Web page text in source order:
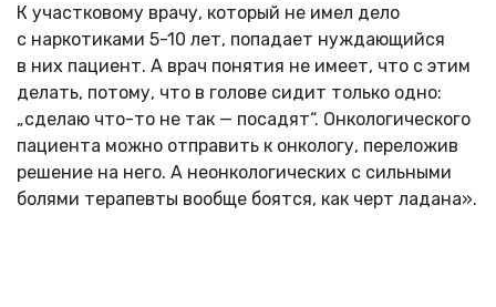
К участковому врачу, который не имел дело
с наркотиками 5-10 лет, попадает нуждающийся
в них пациент. А врач понятия не имеет, что с этим
делать, потому, что в голове сидит только одно:
„сделаю что-то не так — посадят“. Онкологического
пациента можно отправить к онкологу, переложив
решение на него. А неонкологических с сильными
болями терапевты вообще боятся, как черт ладана».